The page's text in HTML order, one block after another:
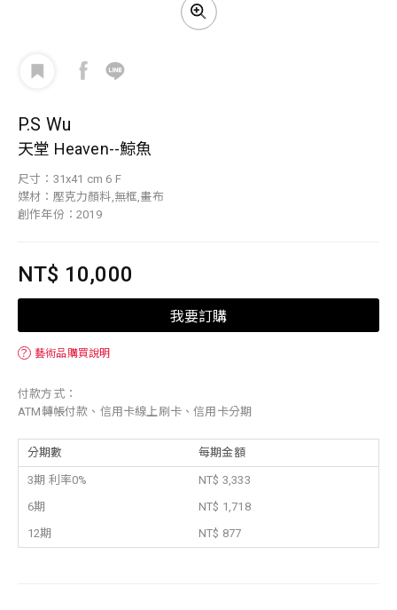
P.S Wu
天堂 Heaven--鯨魚
尺寸：31x41 cm 6 F
媒材：壓克力顏料,無框,畫布
創作年份：2019
NT$ 10,000
我要訂購
？ 藝術品購買說明
付款方式：
ATM轉帳付款、信用卡線上刷卡、信用卡分期
分期數 每期金額
3期 利率0%
NT$ 3,333
6期
NT$ 1,718
12期
NT$ 877